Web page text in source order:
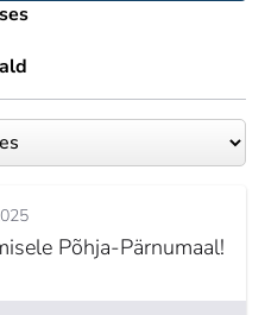
Põhja-Pärnumaal!